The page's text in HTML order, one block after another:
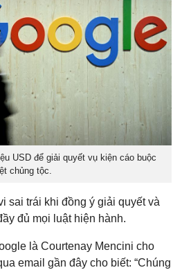
USD để giải quyết vụ kiện cáo buộc
chủng tộc.
sai trái khi đồng ý giải quyết và
đủ mọi luật hiện hành.
là Courtenay Mencini cho
email gần đây cho biết: “Chúng